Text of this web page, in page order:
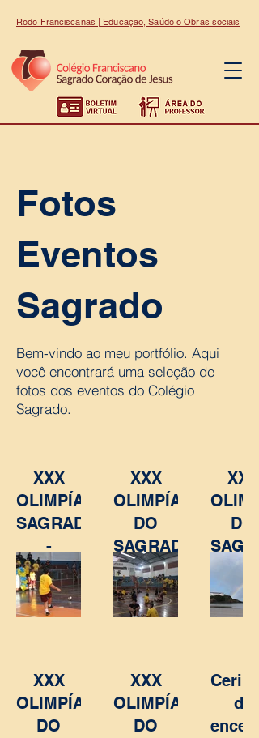
Rede Franciscanas | Educação, Saúde e Obras sociais
Fotos
Eventos
Sagrado
Bem-vindo ao meu portfólio. Aqui
você encontrará uma seleção de
fotos dos eventos do Colégio
Sagrado.
XXX
OLIMPÍADAS
SAGRADO
-
JOGOS
XXX
OLIMPÍADAS
DO
SAGRADO
-
JOGOS
XXX
DO
-
XXX
OLIMPÍADA
DO
XXX
OLIMPÍADA
DO
de